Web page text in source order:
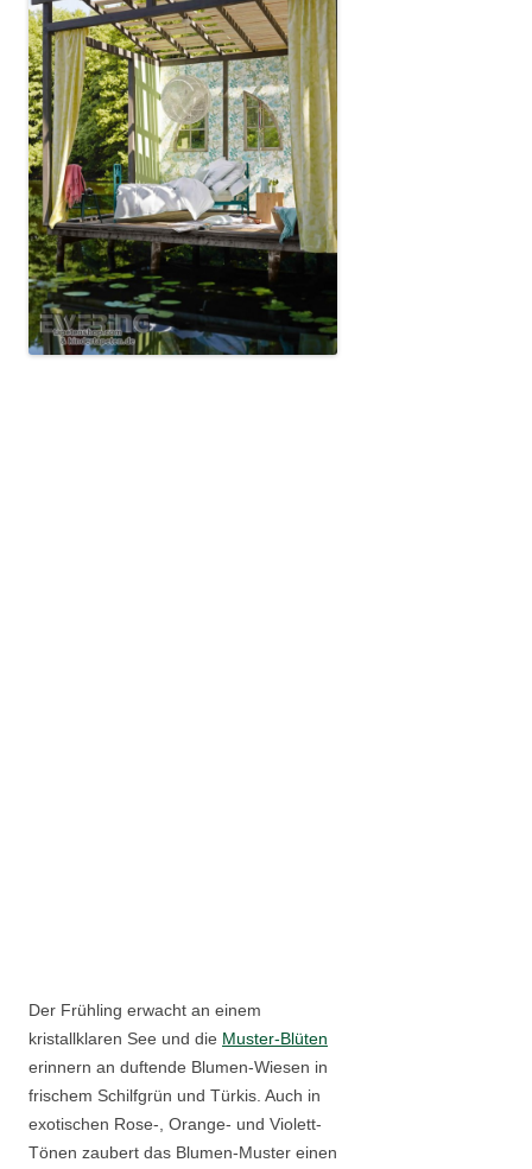
Der Frühling erwacht an einem
kristallklaren See und die Muster-Blüten
erinnern an duftende Blumen-Wiesen in
frischem Schilfgrün und Türkis. Auch in
exotischen Rose-, Orange- und Violett-
Tönen zaubert das Blumen-Muster einen